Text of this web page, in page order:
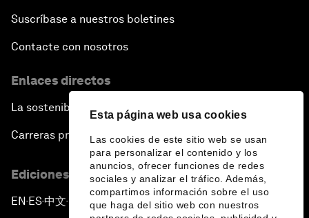
Esta página web usa cookies
Las cookies de este sitio web se usan
para personalizar el contenido y los
anuncios, ofrecer funciones de redes
sociales y analizar el tráfico. Además,
compartimos información sobre el uso
que haga del sitio web con nuestros
Suscríbase a nuestros boletines
Contacte con nosotros
Enlaces directos
La sostenibilidad en el Foro
Carreras profesionales
Ediciones en otros idiomas
EN ▪ES▪中文▪ 日本語